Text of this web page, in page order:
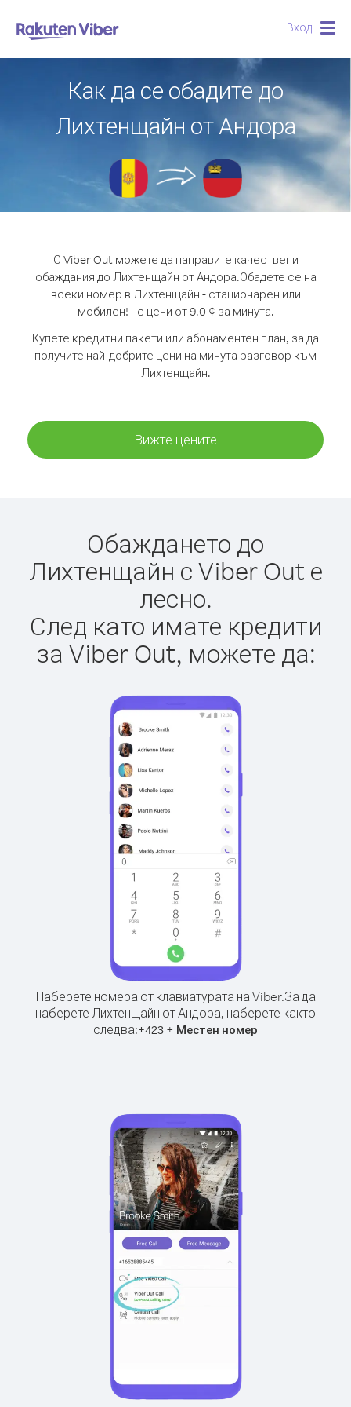
Вход
Как да се обадите до
Лихтенщайн от Андора
С Viber Out можете да направите качествени
обаждания до Лихтенщайн от Андора.Обадете се на
всеки номер в Лихтенщайн - стационарен или
мобилен! - с цени от 9.0 ¢ за минута.
Купете кредитни пакети или абонаментен план, за да
получите най-добрите цени на минута разговор към
Лихтенщайн.
Вижте цените
Обаждането до
Лихтенщайн с Viber Out е
лесно.
След като имате кредити
за Viber Out, можете да:
Наберете номера от клавиатурата на Viber.За да
наберете Лихтенщайн от Андора, наберете както
следва:+423 + Местен номер